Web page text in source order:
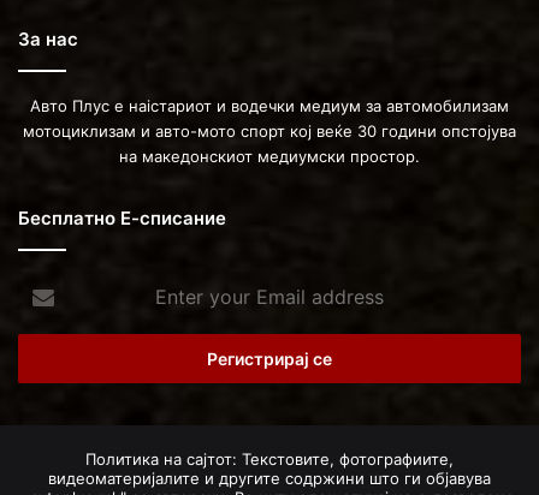
За нас
Авто Плус е наістариот и водечки медиум за автомобилизам
мотоциклизам и авто-мото спорт кој веќе 30 години опстојува
на македонскиот медиумски простор.
Бесплатно Е-списание
your
Email
Политика на сајтот: Текстовите, фотографиите,
видеоматеријалите и другите содржини што ги објавува